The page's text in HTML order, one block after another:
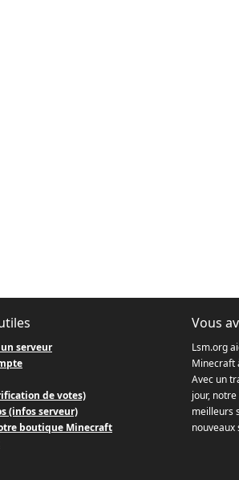
serveur
de votes)
(infos serveur)
boutique Minecraft
Vous
Lsm.org
Minecraft
Avec un
jour,
meilleurs
nouveaux